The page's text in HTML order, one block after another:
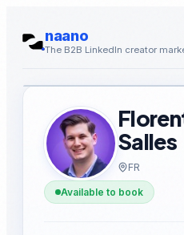
naano
The B2B LinkedIn creator
Salles
FR
Available to book